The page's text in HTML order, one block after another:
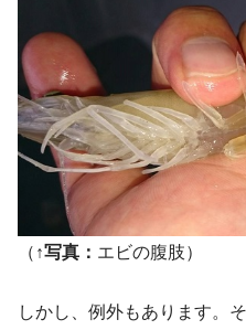
（ ↑写真： エビの腹肢）
しかし、例外もあります。